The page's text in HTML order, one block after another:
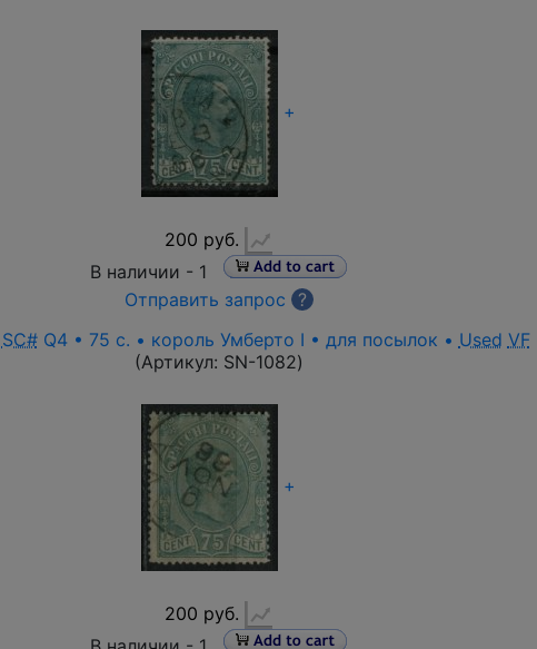
+
200 руб.
В наличии - 1
Отправить запрос
?
SC#Q4 • 75 c. • король Умберто I • для посылок • Used VF
(Артикул: SN-1082)
+
200 руб.